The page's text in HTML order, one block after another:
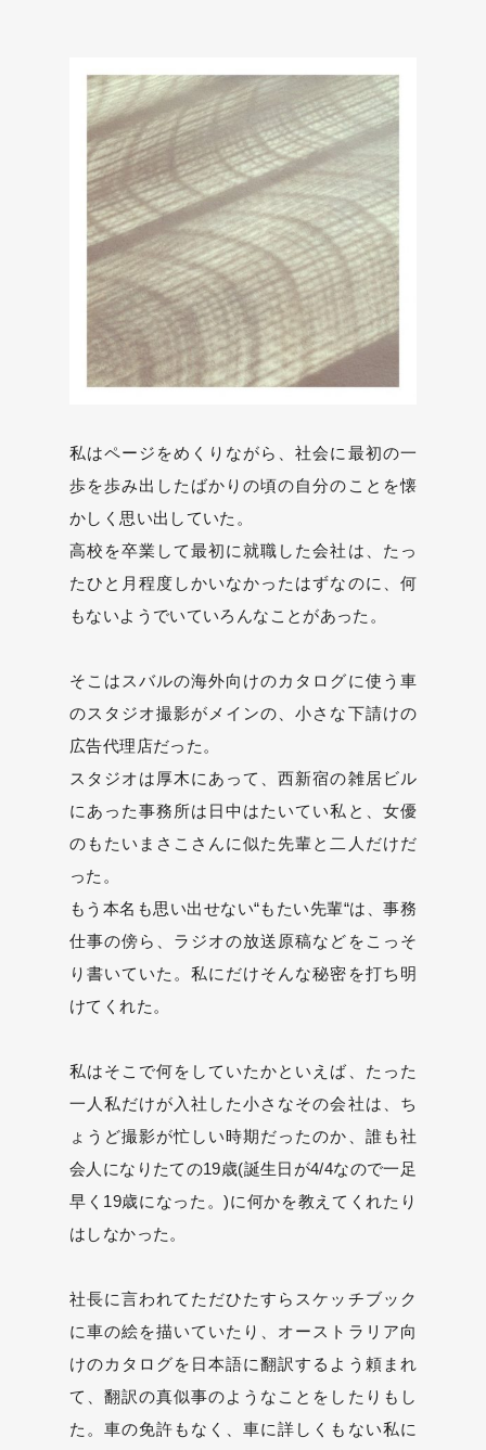
私はページをめくりながら、社会に最初の一
歩を歩み出したばかりの頃の自分のことを懐
かしく思い出していた。
高校を卒業して最初に就職した会社は、たっ
たひと月程度しかいなかったはずなのに、何
もないようでいていろんなことがあった。
そこはスバルの海外向けのカタログに使う車
のスタジオ撮影がメインの、小さな下請けの
広告代理店だった。
スタジオは厚木にあって、西新宿の雑居ビル
にあった事務所は日中はたいてい私と、女優
のもたいまさこさんに似た先輩と二人だけだ
った。
もう本名も思い出せない“もたい先輩“は、事務
仕事の傍ら、ラジオの放送原稿などをこっそ
り書いていた。私にだけそんな秘密を打ち明
けてくれた。
私はそこで何をしていたかといえば、たった
一人私だけが入社した小さなその会社は、ち
ょうど撮影が忙しい時期だったのか、誰も社
会人になりたての19歳(誕生日が4/4なので一足
早く19歳になった。)に何かを教えてくれたり
はしなかった。
社長に言われてただひたすらスケッチブック
に車の絵を描いていたり、オーストラリア向
けのカタログを日本語に翻訳するよう頼まれ
て、翻訳の真似事のようなことをしたりもし
た。車の免許もなく、車に詳しくもない私に